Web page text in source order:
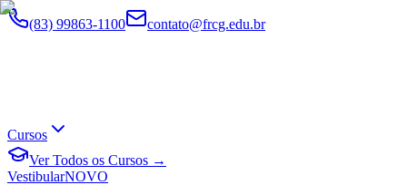
(83) 99863-1100 contato@frcg.edu.br
Cursos
Ver Todos os Cursos →
VestibularNOVO